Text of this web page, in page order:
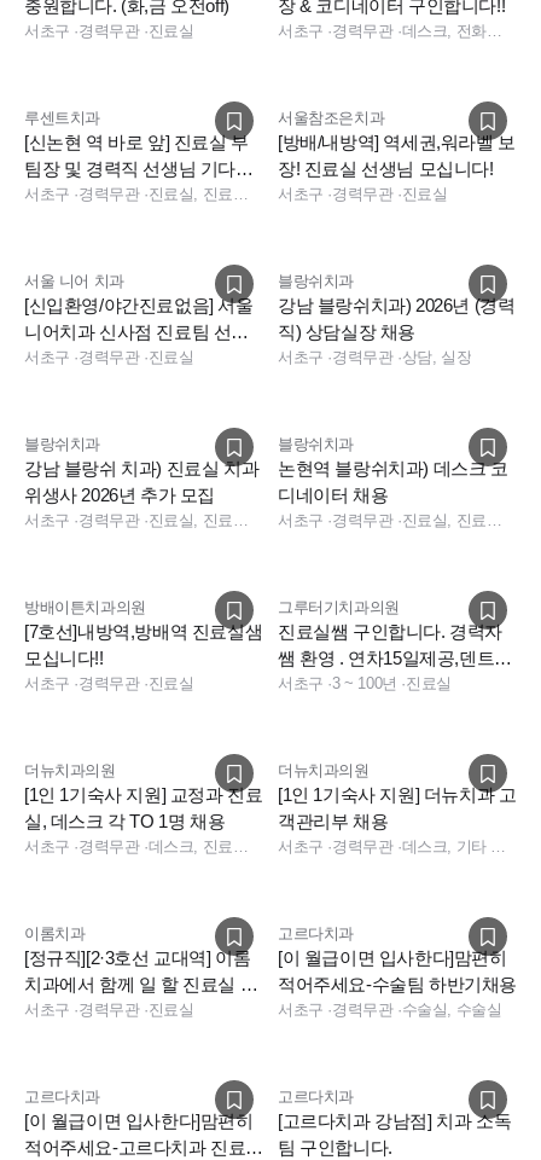
충원합니다. (화,금 오전off)
서초구 ·경력무관·진료실
장 & 코디네이터 구인합니다!!
서초구 ·경력무관· 데스크, 전화응대(CS)
루센트치과
[신논현 역 바로 앞] 진료실 부
팀장 및 경력직 선생님 기다립
니다.
서초구 ·경력무관· 진료실, 진료팀장
서울참조은치과
[방배/내방역] 역세권,워라벨 보
장! 진료실 선생님 모십니다!
서초구 ·경력무관·진료실
서울 니어 치과
[신입환영/야간진료없음] 서울
니어치과 신사점 진료팀 선생
님 모십니다.
서초구 ·경력무관·진료실
블랑쉬치과
강남 블랑쉬치과) 2026년 (경력
직) 상담실장 채용
서초구 ·경력무관·상담, 실장
블랑쉬치과
강남 블랑쉬 치과) 진료실 치과
위생사 2026년 추가 모집
서초구 ·경력무관· 진료실, 진료팀장
블랑쉬치과
논현역 블랑쉬치과) 데스크 코
디네이터 채용
서초구 ·경력무관· 진료실, 진료팀장, 보험청구, 데스크, 상담, 실장, 총괄실장, 경영지원, 데스크, 보험청구, 상담, 실장, 데스크
방배이튼치과의원
[7호선]내방역,방배역 진료실샘
모십니다!!
서초구 ·경력무관·진료실
그루터기치과의원
진료실쌤 구인합니다. 경력자
쌤 환영 . 연차15일제공,덴트웹
사용
서초구 ·3 ~ 100년 ·진료실
더뉴치과의원
[1인 1기숙사 지원] 교정과 진료
실, 데스크 각 TO 1명 채용
서초구 ·경력무관· 데스크, 진료실, 기타 직무
더뉴치과의원
[1인 1기숙사 지원] 더뉴치과 고
객관리부 채용
서초구 ·경력무관· 데스크, 기타 직무, 데스크, 기타
이롬치과
[정규직][2·3호선 교대역] 이롬
치과에서 함께 일 할 진료실 선
생님 모십니다.
서초구 ·경력무관·진료실
고르다치과
[이 월급이면 입사한다]맘편히
적어주세요-수술팀 하반기채용
서초구 ·경력무관·수술실, 수술실
고르다치과
[이 월급이면 입사한다]맘편히
적어주세요-고르다치과 진료팀
고르다치과
[고르다치과 강남점] 치과 소독
팀 구인합니다.